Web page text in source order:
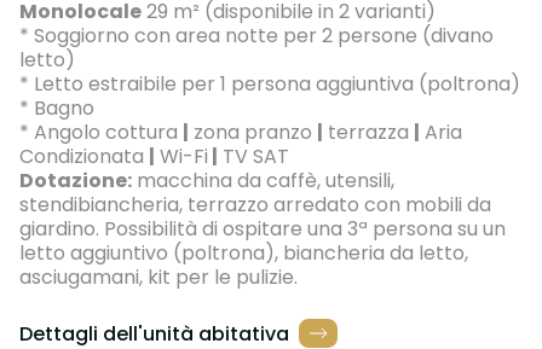
Monolocale29 m² (disponibile in 2 varianti)
* Soggiorno con area notte per 2 persone (divano
letto)
* Letto estraibile per 1 persona aggiuntiva (poltrona)
* Bagno
* Angolo cottura | zona pranzo | terrazza | Aria
Condizionata | Wi-Fi | TV SAT
Dotazione: macchina da caffè, utensili,
stendibiancheria, terrazzo arredato con mobili da
giardino. Possibilità di ospitare una 3ª persona su un
letto aggiuntivo (poltrona), biancheria da letto,
asciugamani, kit per le pulizie.
Dettagli dell'unità abitativa